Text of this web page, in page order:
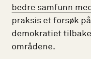
bedre samfunn
praksis et forsøk
demokratiet
områdene.